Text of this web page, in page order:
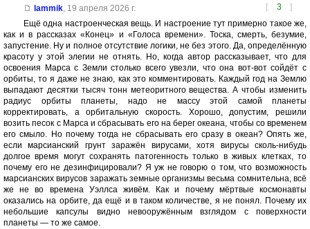
[ 3 ]
lammik, 19 апреля 2026 г.
Ещё одна настроенческая вещь. И настроение тут примерно такое же,
как и в рассказах «Конец» и «Голоса времени». Тоска, смерть, безумие,
запустение. Ну и полное отсутствие логики, не без этого. Да, определённую
красоту у этой элегии не отнять. Но, когда автор рассказывает, что для
освоения Марса с Земли столько всего увезли, что она вот-вот сойдёт с
орбиты, то я даже не знаю, как это комментировать. Каждый год на Землю
выпадают десятки тысяч тонн метеоритного вещества. А чтобы изменить
радиус орбиты планеты, надо не массу этой самой планеты
корректировать, а орбитальную скорость. Хорошо, допустим, решили
возить песок с Марса и сбрасывать его на берег океана, чтобы со временем
его смыло. Но почему тогда не сбрасывать его сразу в океан? Опять же,
если марсианский грунт заражён вирусами, хотя вирусы сколь-нибудь
долгое время могут сохранять патогенность только в живых клетках, то
почему его не дезинфицировали? Я уж не говорю о том, что возможность
марсианских вирусов заражать земные организмы весьма сомнительна, всё
же не во времена Уэллса живём. Как и почему мёртвые космонавты
оказались на орбите, да ещё и в таком количестве, я не понял. Почему их
небольшие капсулы видно невооружённым взглядом с поверхности
планеты — то же самое.